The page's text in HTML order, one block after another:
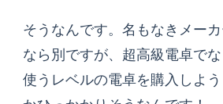
そうなんです。名もなきメー
なら別ですが、超高級電卓で
使うレベルの電卓を購入しよ